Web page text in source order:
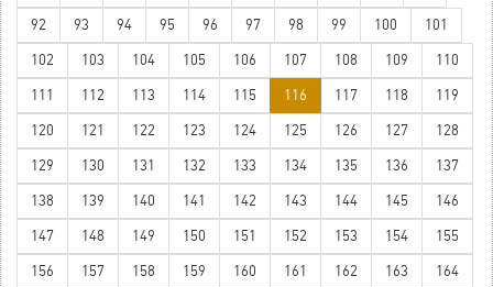
92 93 94 95 96 97 98 99 100 101
102 103 104 105 106 107 108 109 110
111 112 113 114 115 116 117 118 119
120 121 122 123 124 125 126 127 128
129 130 131 132 133 134 135 136 137
138 139 140 141 142 143 144 145 146
147 148 149 150 151 152 153 154 155
156 157 158 159 160 161 162 163 164